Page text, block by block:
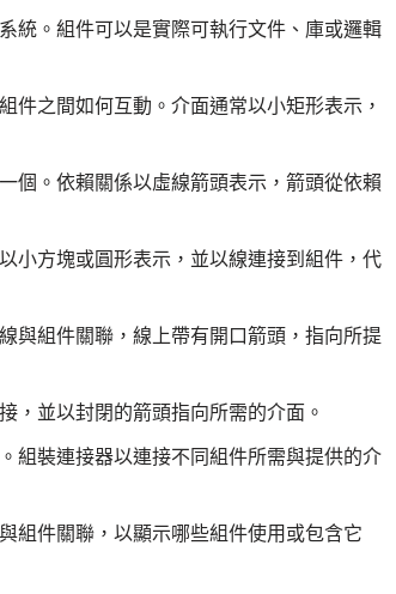
統。組件可以是實際可執行文件、庫或邏輯
件之間如何互動。介面通常以小矩形表示，
個。依賴關係以虛線箭頭表示，箭頭從依賴
小方塊或圓形表示，並以線連接到組件，代
與組件關聯，線上帶有開口箭頭，指向所提
，並以封閉的箭頭指向所需的介面。
組裝連接器以連接不同組件所需與提供的介
組件關聯，以顯示哪些組件使用或包含它